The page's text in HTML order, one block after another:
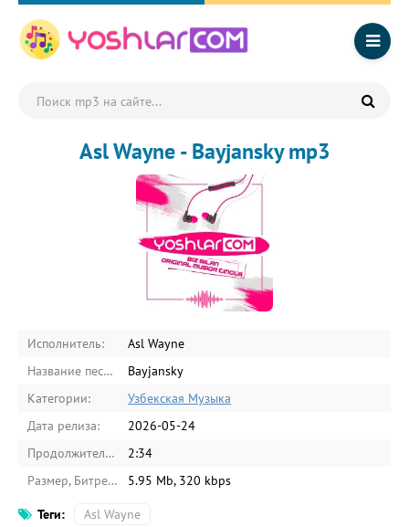
Asl Wayne - Bayjansky mp3
Исполнитель:
Asl Wayne
Название песни:
Bayjansky
Категории:
Узбекская Музыка
Дата релиза:
2026-05-24
Продолжительность:
2:34
Размер, Битрейт:
5.95 Mb, 320 kbps
Теги: Asl Wayne